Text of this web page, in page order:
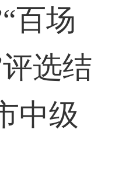
百场
选结
中级